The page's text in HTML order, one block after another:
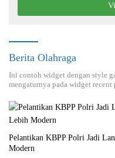
Berita Olahraga
Ini contoh widget dengan style
mengaturnya pada widget recent
Pelantikan KBPP Polri Jadi
Modern